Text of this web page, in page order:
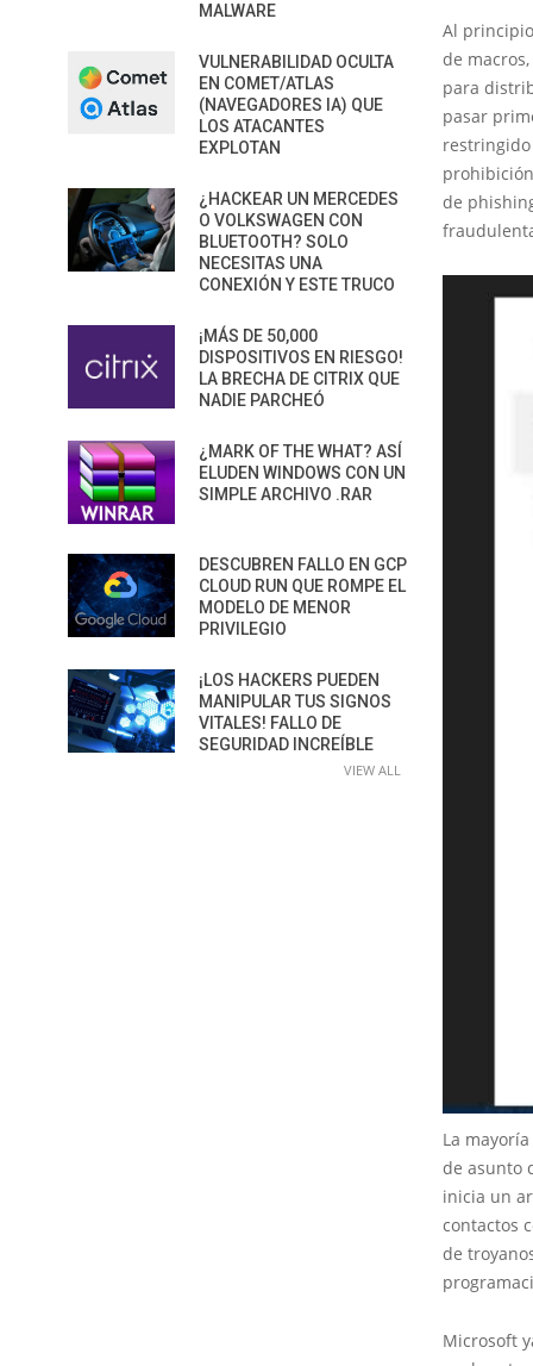
Al
de
para
pasar
de
La
de asunto
inicia un
contactos
de
Microsoft
MALWARE
VULNERABILIDAD OCULTA
EN COMET/ATLAS
(NAVEGADORES IA) QUE
LOS ATACANTES
EXPLOTAN
¿HACKEAR UN MERCEDES
O VOLKSWAGEN CON
BLUETOOTH? SOLO
NECESITAS UNA
CONEXIÓN Y ESTE TRUCO
¡MÁS DE 50,000
DISPOSITIVOS EN RIESGO!
LA BRECHA DE CITRIX QUE
NADIE PARCHEÓ
¿MARK OF THE WHAT? ASÍ
ELUDEN WINDOWS CON UN
SIMPLE ARCHIVO .RAR
DESCUBREN FALLO EN GCP
CLOUD RUN QUE ROMPE EL
MODELO DE MENOR
PRIVILEGIO
¡LOS HACKERS PUEDEN
MANIPULAR TUS SIGNOS
VITALES! FALLO DE
SEGURIDAD INCREÍBLE
VIEW ALL